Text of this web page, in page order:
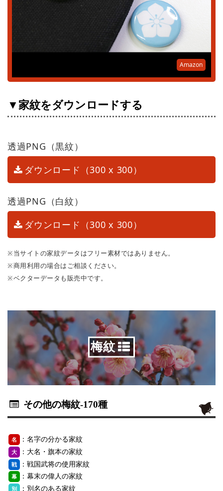
Amazon
▼家紋をダウンロードする
透過PNG（黒紋）
ダウンロード（300 x 300）
透過PNG（白紋）
ダウンロード（300 x 300）
※当サイトの家紋データはフリー素材ではありません。
※商用利用の場合はご相談ください。
※ベクターデータも販売中です。
梅紋
その他の梅紋-170種
名 ：名字の分かる家紋
大 ：大名・旗本の家紋
戦 ：戦国武将の使用家紋
幕 ：幕末の偉人の家紋
別 ：別名のある家紋